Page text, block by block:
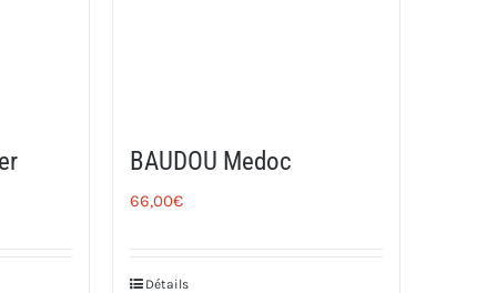
BAUDOU Medoc
66,00€
Détails